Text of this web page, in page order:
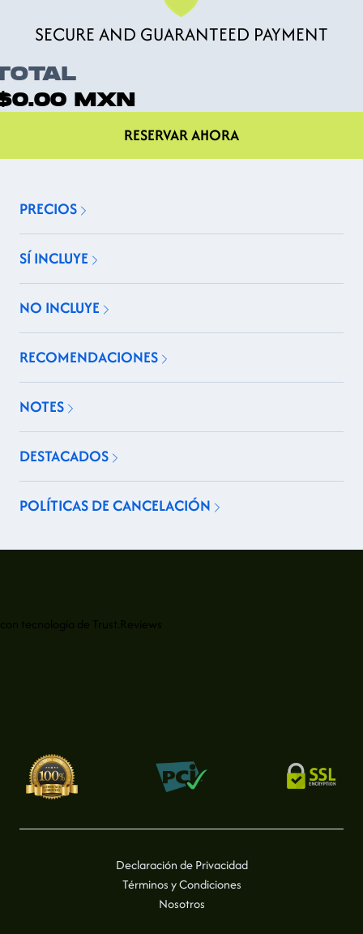
SECURE AND GUARANTEED PAYMENT
MXN
RESERVAR AHORA
PRECIOS
SÍ INCLUYE
NO INCLUYE
RECOMENDACIONES
NOTES
DESTACADOS
POLÍTICAS DE CANCELACIÓN
con tecnología de Trust.Reviews
Declaración de Privacidad
Términos y Condiciones
Nosotros